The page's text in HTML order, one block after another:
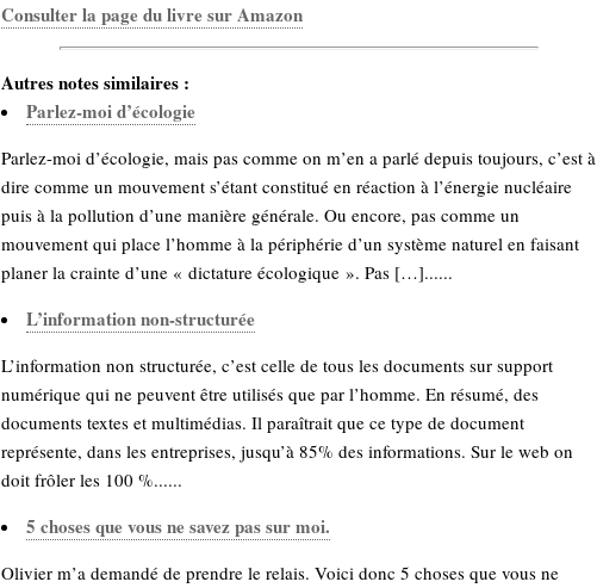
Consulter la page du livre sur Amazon
Autres notes similaires :
Parlez-moi d’écologie
Parlez-moi d’écologie, mais pas comme on m’en a parlé depuis toujours, c’est à
dire comme un mouvement s’étant constitué en réaction à l’énergie nucléaire
puis à la pollution d’une manière générale. Ou encore, pas comme un
mouvement qui place l’homme à la périphérie d’un système naturel en faisant
planer la crainte d’une « dictature écologique ». Pas […]......
L’information non-structurée
L’information non structurée, c’est celle de tous les documents sur support
numérique qui ne peuvent être utilisés que par l’homme. En résumé, des
documents textes et multimédias. Il paraîtrait que ce type de document
représente, dans les entreprises, jusqu’à 85% des informations. Sur le web on
doit frôler les 100 %......
5 choses que vous ne savez pas sur moi.
Olivier m’a demandé de prendre le relais. Voici donc 5 choses que vous ne